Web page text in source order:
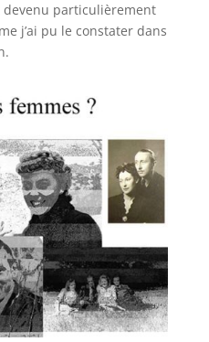
particulièrement
j’ai pu le constater dans